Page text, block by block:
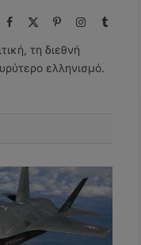
Facebook PinterestInstagramTumblr
τη διεθνή
ελληνισμό.